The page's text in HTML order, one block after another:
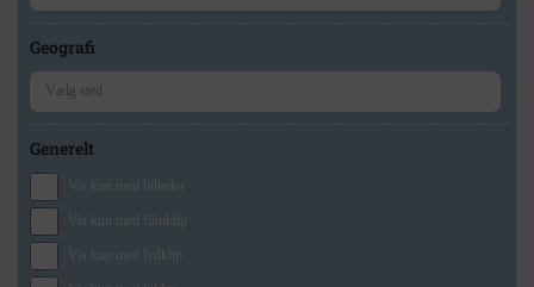
Geografi
Generelt
Vis kun med billeder
Vis kun med filmklip
Vis kun med lydklip